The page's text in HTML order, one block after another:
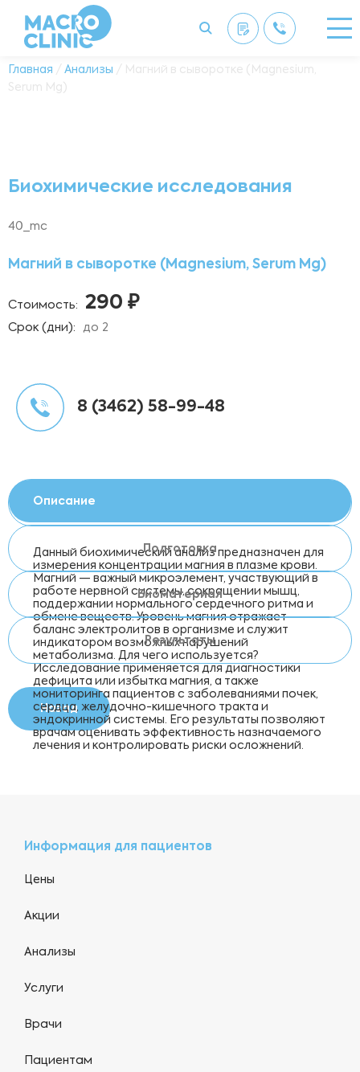
Главная / Анализы / Магний в сыворотке (Magnesium,
Serum Мg)
Биохимические исследования
40_mc
Магний в сыворотке (Magnesium, Serum Мg)
Стоимость: 290 ₽
Срок (дни): до 2
8 (3462) 58-99-48
Описание
Данный биохимический анализ предназначен для
измерения концентрации магния в плазме крови.
Магний — важный микроэлемент, участвующий в
работе нервной системы, сокращении мышц,
поддержании нормального сердечного ритма и
обмене веществ. Уровень магния отражает
баланс электролитов в организме и служит
индикатором возможных нарушений
метаболизма. Для чего используется?
Исследование применяется для диагностики
дефицита или избытка магния, а также
мониторинга пациентов с заболеваниями почек,
сердца, желудочно-кишечного тракта и
эндокринной системы. Его результаты позволяют
врачам оценивать эффективность назначаемого
лечения и контролировать риски осложнений.
Подготовка
Биоматериал
Результаты
Назад
Информация для пациентов
Цены
Акции
Анализы
Услуги
Врачи
Пациентам